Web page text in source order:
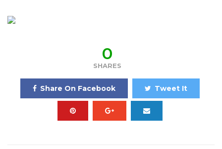
0
SHARES
Share On Facebook Tweet It